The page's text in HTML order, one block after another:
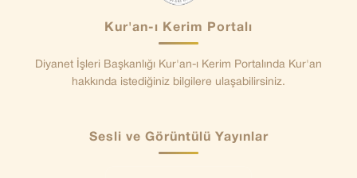
Kur'an-ı Kerim Portalı
Diyanet İşleri Başkanlığı Kur'an-ı Kerim Portalında Kur'an
hakkında istediğiniz bilgilere ulaşabilirsiniz.
Sesli ve Görüntülü Yayınlar